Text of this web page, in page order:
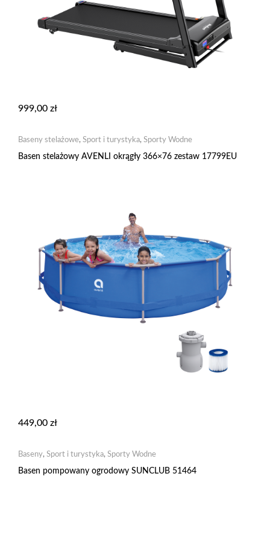
999,00 zł
Baseny stelażowe, Sport i turystyka, Sporty Wodne
Basen stelażowy AVENLI okrągły 366×76 zestaw 17799EU
449,00 zł
Baseny, Sport i turystyka, Sporty Wodne
Basen pompowany ogrodowy SUNCLUB 51464